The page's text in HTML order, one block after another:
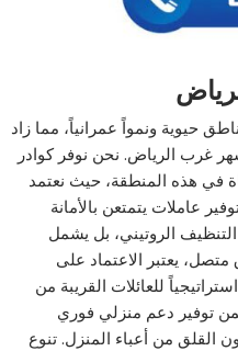
حيوية ونمواً عمرانياً، مما زاد
غرب الرياض. نحن نوفر كوادر
في هذه المنطقة، حيث نعتمد
عاملات يتمتعن بالأمانة
الروتيني، بل يشمل
متصل، يعتبر الاعتماد على
للعائلات القريبة من
توفير دعم منزلي فوري
القلق من أعباء المنزل. تنوع